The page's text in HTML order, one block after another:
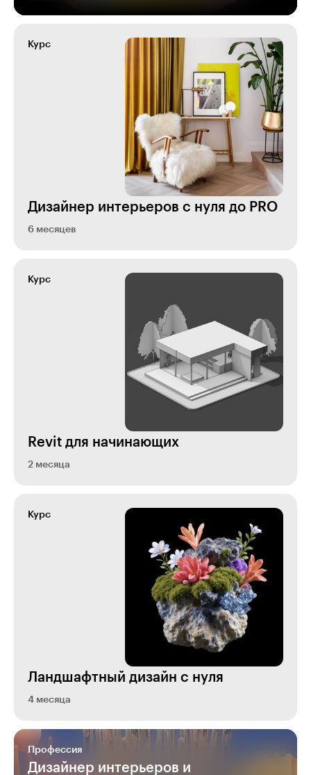
Курс
Дизайнер интерьеров с нуля до PRO
6 месяцев
Курс
Revit для начинающих
2 месяца
Курс
Ландшафтный дизайн с нуля
4 месяца
Профессия
Дизайнер интерьеров и